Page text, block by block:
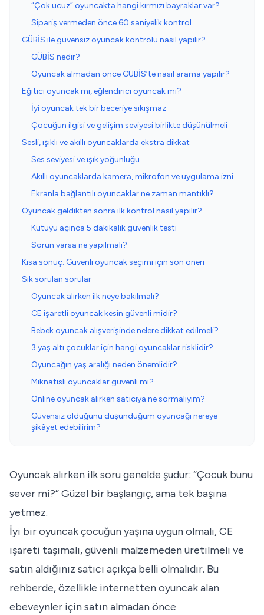
“Çok ucuz” oyuncakta hangi kırmızı bayraklar var?
Sipariş vermeden önce 60 saniyelik kontrol
GÜBİS ile güvensiz oyuncak kontrolü nasıl yapılır?
GÜBİS nedir?
Oyuncak almadan önce GÜBİS’te nasıl arama yapılır?
Eğitici oyuncak mı, eğlendirici oyuncak mı?
İyi oyuncak tek bir beceriye sıkışmaz
Çocuğun ilgisi ve gelişim seviyesi birlikte düşünülmeli
Sesli, ışıklı ve akıllı oyuncaklarda ekstra dikkat
Ses seviyesi ve ışık yoğunluğu
Akıllı oyuncaklarda kamera, mikrofon ve uygulama izni
Ekranla bağlantılı oyuncaklar ne zaman mantıklı?
Oyuncak geldikten sonra ilk kontrol nasıl yapılır?
Kutuyu açınca 5 dakikalık güvenlik testi
Sorun varsa ne yapılmalı?
Kısa sonuç: Güvenli oyuncak seçimi için son öneri
Sık sorulan sorular
Oyuncak alırken ilk neye bakılmalı?
CE işaretli oyuncak kesin güvenli midir?
Bebek oyuncak alışverişinde nelere dikkat edilmeli?
3 yaş altı çocuklar için hangi oyuncaklar risklidir?
Oyuncağın yaş aralığı neden önemlidir?
Mıknatıslı oyuncaklar güvenli mi?
Online oyuncak alırken satıcıya ne sormalıyım?
Güvensiz olduğunu düşündüğüm oyuncağı nereye
şikâyet edebilirim?
Oyuncak alırken ilk soru genelde şudur: “Çocuk bunu
sever mi?” Güzel bir başlangıç, ama tek başına
yetmez.
İyi bir oyuncak çocuğun yaşına uygun olmalı, CE
işareti taşımalı, güvenli malzemeden üretilmeli ve
satın aldığınız satıcı açıkça belli olmalıdır. Bu
rehberde, özellikle internetten oyuncak alan
ebeveynler için satın almadan önce